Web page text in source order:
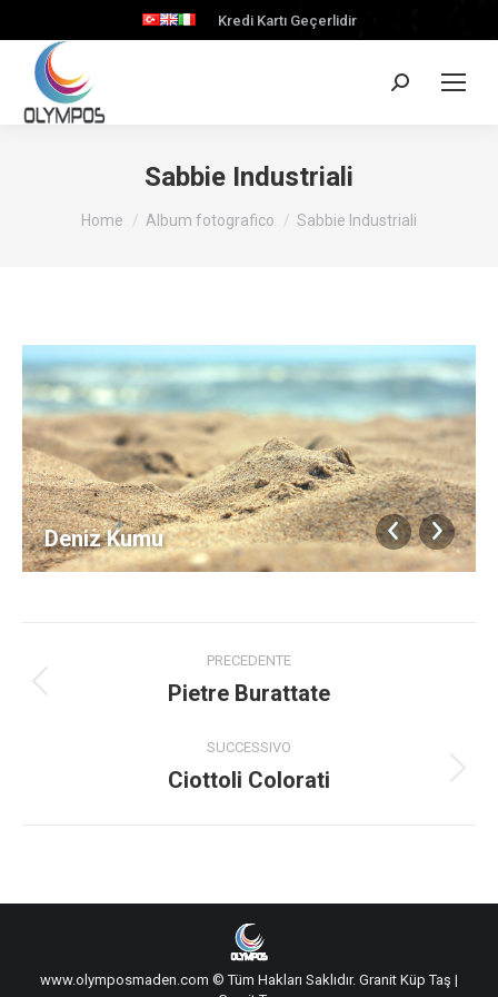
Kredi Kartı Geçerlidir
Cerca:
Sabbie Industriali
Tu sei qui:
Home Album fotografico Sabbie Industriali
Deniz Kumu
di
navigazione
PRECEDENTE
Album
Pietre Burattate
SUCCESSIVO
Album
Ciottoli Colorati
www.olymposmaden.com © Tüm Hakları Saklıdır. Granit Küp Taş |